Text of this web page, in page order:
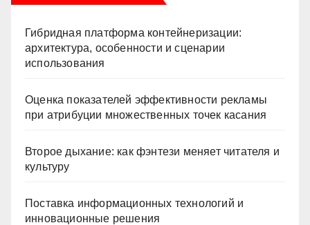
Гибридная платформа контейнеризации:
архитектура, особенности и сценарии
использования
Оценка показателей эффективности рекламы
при атрибуции множественных точек касания
Второе дыхание: как фэнтези меняет читателя и
культуру
Поставка информационных технологий и
инновационные решения